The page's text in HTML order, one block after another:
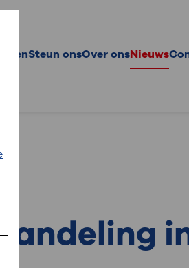
Steun ons
Word bedrijfsvriend
Nalaten
Over onsNieuws